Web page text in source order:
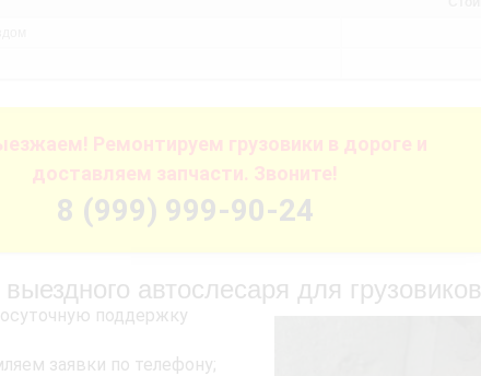
Ремонтируем грузовики в дороге и
доставляем запчасти. Звоните!
8 (999) 999-90-24
автослесаря для грузовиков
поддержку
заявки по телефону;